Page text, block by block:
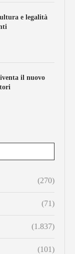
e legalità
il nuovo
(270)
(71)
(1.837)
(101)